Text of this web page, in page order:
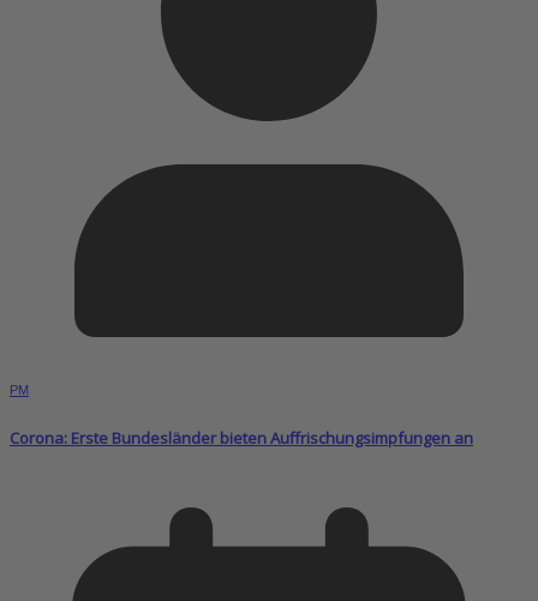
PM
Corona: Erste Bundesländer bieten Auffrischungsimpfungen an